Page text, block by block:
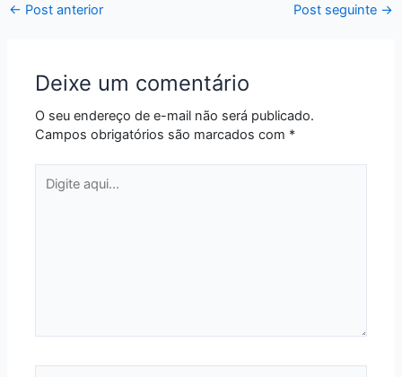
← Post anterior Post seguinte →
Deixe um comentário
O seu endereço de e-mail não será publicado.
Campos obrigatórios são marcados com *
aqui...